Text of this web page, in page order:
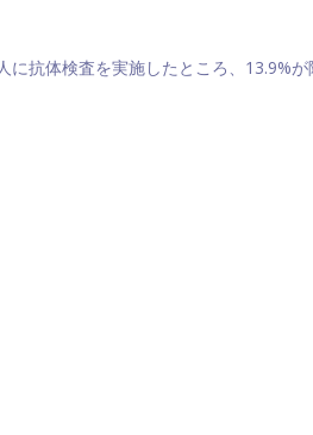
抗体検査を実施したところ、13.9%が